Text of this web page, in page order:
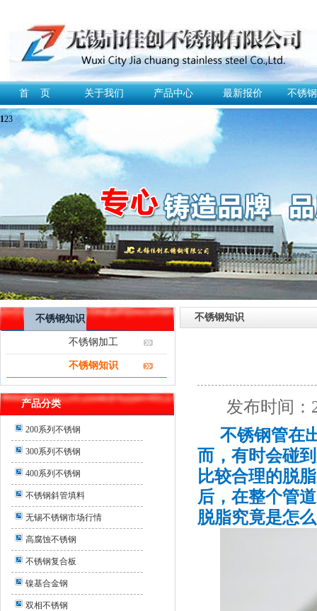
首 页 关于我们 产品中心 最新报价 不锈
123
不锈钢知识
不锈钢加工
不锈钢知识
产品分类
200系列不锈钢
300系列不锈钢
400系列不锈钢
不锈钢斜管填料
无锡不锈钢市场行情
高腐蚀不锈钢
不锈钢复合板
镍基合金钢
双相不锈钢
不锈钢知识
发布时间：
不锈钢管在
而，有时会碰
比较合理的脱
后，在整个管
脱脂究竟是怎